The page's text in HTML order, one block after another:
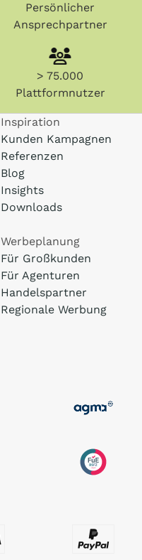
Persönlicher
Ansprechpartner
> 75.000
Plattformnutzer
Inspiration
Kunden Kampagnen
Referenzen
Blog
Insights
Downloads
Werbeplanung
Für Großkunden
Für Agenturen
Handelspartner
Regionale Werbung